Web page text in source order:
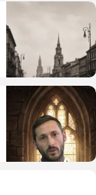
דעות
בית המדרש